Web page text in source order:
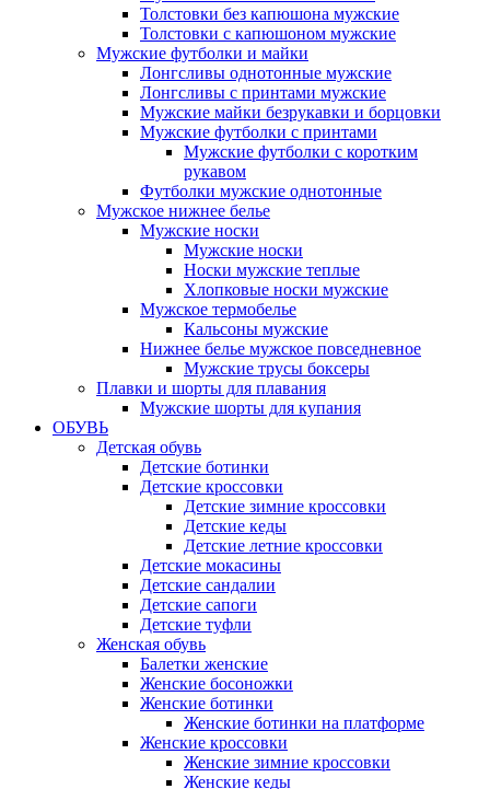
Толстовки без капюшона мужские
Толстовки с капюшоном мужские
Мужские футболки и майки
Лонгсливы однотонные мужские
Лонгсливы с принтами мужские
Мужские майки безрукавки и борцовки
Мужские футболки с принтами
Мужские футболки с коротким
рукавом
Футболки мужские однотонные
Мужское нижнее белье
Мужские носки
Мужские носки
Носки мужские теплые
Хлопковые носки мужские
Мужское термобелье
Кальсоны мужские
Нижнее белье мужское повседневное
Мужские трусы боксеры
Плавки и шорты для плавания
Мужские шорты для купания
ОБУВЬ
Детская обувь
Детские ботинки
Детские кроссовки
Детские зимние кроссовки
Детские кеды
Детские летние кроссовки
Детские мокасины
Детские сандалии
Детские сапоги
Детские туфли
Женская обувь
Балетки женские
Женские босоножки
Женские ботинки
Женские ботинки на платформе
Женские кроссовки
Женские зимние кроссовки
Женские кеды